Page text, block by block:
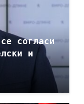
согласи
и